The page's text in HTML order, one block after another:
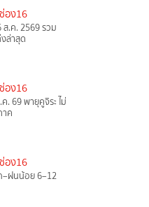
อง16
.ค. 2569 รวม
ล่าสุด
อง16
69 พายุคูจิระ ไม่
าค
อง16
–ฝนน้อย 6–12